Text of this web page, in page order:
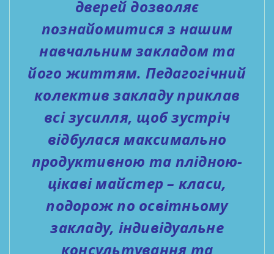
дверей дозволяє
познайомитися з нашим
навчальним закладом та
його життям. Педагогічний
колектив закладу приклав
всі зусилля, щоб зустріч
відбулася максимально
продуктивною та плідною-
цікаві майстер – класи,
подорож по освітньому
закладу, індивідуальне
консультування та